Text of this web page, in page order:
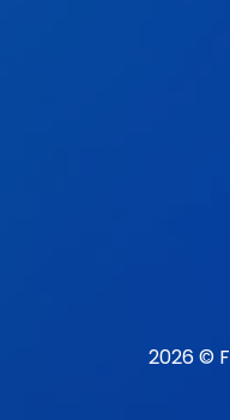
2026 ©